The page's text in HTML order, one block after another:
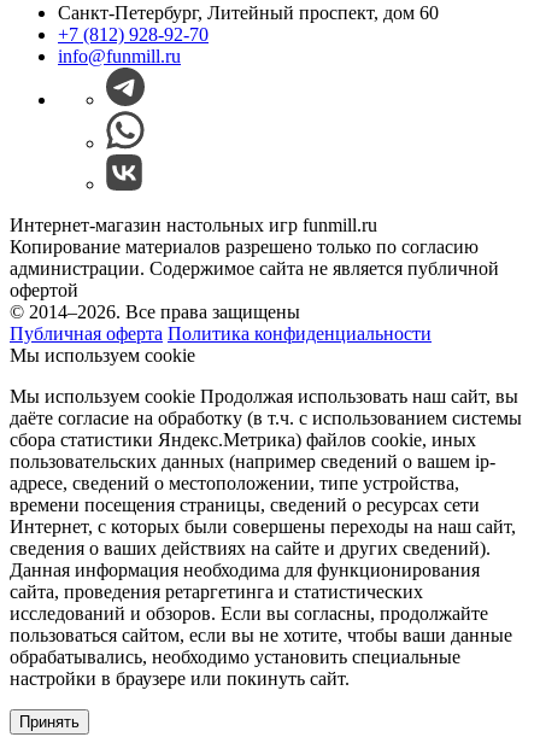
Санкт-Петербург, Литейный проспект, дом 60
+7 (812) 928-92-70
info@funmill.ru
Интернет-магазин настольных игр funmill.ru
Копирование материалов разрешено только по согласию
администрации. Содержимое сайта не является публичной
офертой
© 2014–2026. Все права защищены
Публичная оферта Политика конфиденциальности
Мы используем cookie
Мы используем cookie Продолжая использовать наш cайт, вы
даёте согласие на обработку (в т.ч. с использованием системы
сбора статистики Яндекс.Метрика) файлов cookie, иных
пользовательских данных (например сведений о вашем ip-
адресе, сведений о местоположении, типе устройства,
времени посещения страницы, сведений о ресурсах сети
Интернет, с которых были совершены переходы на наш сайт,
сведения о ваших действиях на сайте и других сведений).
Данная информация необходима для функционирования
сайта, проведения ретаргетинга и статистических
исследований и обзоров. Если вы согласны, продолжайте
пользоваться сайтом, если вы не хотите, чтобы ваши данные
обрабатывались, необходимо установить специальные
настройки в браузере или покинуть сайт.
Принять